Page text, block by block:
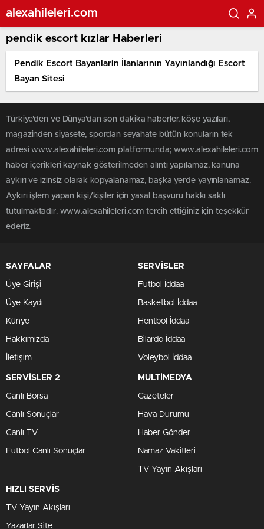
alexahileleri.com
pendik escort kızlar Haberleri
Pendik Escort Bayanlarin İlanlarının Yayınlandığı Escort
Bayan Sitesi
Türkiye'den ve Dünya’dan son dakika haberler, köşe yazıları,
magazinden siyasete, spordan seyahate bütün konuların tek
adresi www.alexahileleri.com platformunda; www.alexahileleri.com
haber içerikleri kaynak gösterilmeden alıntı yapılamaz, kanuna
aykırı ve izinsiz olarak kopyalanamaz, başka yerde yayınlanamaz.
Aykırı işlem yapan kişi/kişiler için yasal başvuru hakkı saklı
tutulmaktadır. www.alexahileleri.com tercih ettiğiniz için teşekkür
ederiz.
SAYFALAR
Üye Girişi
Üye Kaydı
Künye
Hakkımızda
İletişim
SERVİSLER
Futbol İddaa
Basketbol İddaa
Hentbol İddaa
Bilardo İddaa
Voleybol İddaa
SERVİSLER 2
Canlı Borsa
Canlı Sonuçlar
Canlı TV
Futbol Canlı Sonuçlar
MULTİMEDYA
Gazeteler
Hava Durumu
Haber Gönder
Namaz Vakitleri
TV Yayın Akışları
HIZLI SERVİS
TV Yayın Akışları
Yazarlar Site